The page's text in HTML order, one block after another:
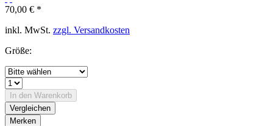
70,00 € *
inkl. MwSt. zzgl. Versandkosten
Größe:
In den Warenkorb
Vergleichen
Merken